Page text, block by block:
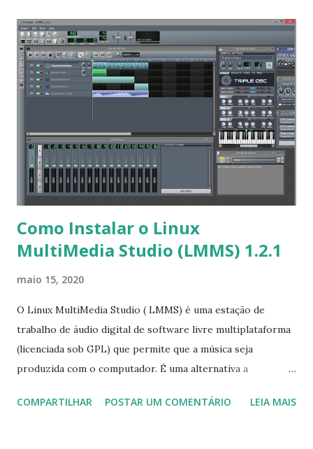
foi atualizado para 5.5.17; negligencie a linha 'last-lba: ...' da
tabela de partições GPT - isso permite a clonagem de algo
como um disco de 64 GB com um NTFS de 20 GB para um
disco de 20 GB; o pacote pax foi incluído; add scdaemon; o
pacote ufsutils foi removido porque não está disponível no
repositório Debian Sid; o pacote pxz foi removido e
substituído por pixz; adicione modo batch - em vez de
contagem regressiva, faça uma pausa quando rc estiver não
0 para ocs-run-boo...
Como Instalar o Linux
MultiMedia Studio (LMMS) 1.2.1
maio 15, 2020
O Linux MultiMedia Studio ( LMMS) é uma estação de
trabalho de áudio digital de software livre multiplataforma
(licenciada sob GPL) que permite que a música seja
produzida com o computador. É uma alternativa a
profissionalmente cortado. Está disponível para GNU /
COMPARTILHAR POSTAR UM COMENTÁRIO LEIA MAIS